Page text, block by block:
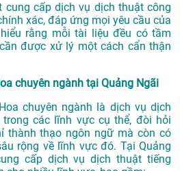
cung cấp dịch vụ dịch thuật công
xác, đáp ứng mọi yêu cầu của
rằng mỗi tài liệu đều có tầm
được xử lý một cách cẩn thận
chuyên ngành tại Quảng Ngãi
chuyên ngành là dịch vụ dịch
các lĩnh vực cụ thể, đòi hỏi
thành thạo ngôn ngữ mà còn có
rộng về lĩnh vực đó. Tại Quảng
cấp dịch vụ dịch thuật tiếng